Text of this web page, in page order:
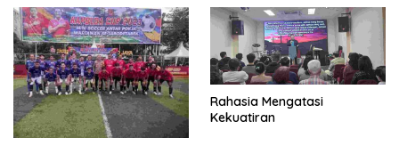
Rahasia Mengatasi
Kekuatiran